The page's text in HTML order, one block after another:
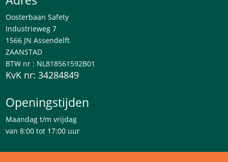
Oosterbaan Safety
Industrieweg 7
1566 JN Assendelft
ZAANSTAD
BTW nr : NL818561592B01
KvK nr: 34284849
Openingstijden
Maandag t/m vrijdag
van 8:00 tot 17:00 uur